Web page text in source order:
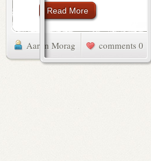
Read More
Aaron Morag 0 comments